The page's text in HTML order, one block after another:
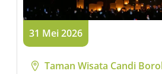
31 Mei 2026
Taman Wisata Candi